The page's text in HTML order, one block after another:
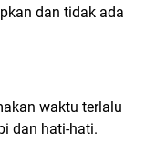
dan tidak ada
waktu terlalu
dan hati-hati.